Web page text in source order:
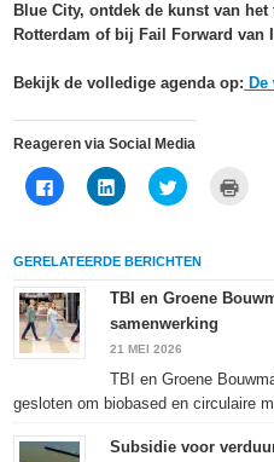
Blue City, ontdek de kunst van
Rotterdam of bij Fail Forward van
Bekijk de volledige agenda op:
Reageren via Social Media
Klik
om
Facebook
(Wordt
een
nieuw
venster
geopend)
Klik
om
delen
(Wordt
een
venster
geopend)
Klik
om
Twitter
(Wordt
een
nieuw
venster
geopend)
GERELATEERDE BERICHTEN
TBI en Groene
samenwerking
21 MEI 2026
TBI en Groene
gesloten om biobased en circulaire
Subsidie voor